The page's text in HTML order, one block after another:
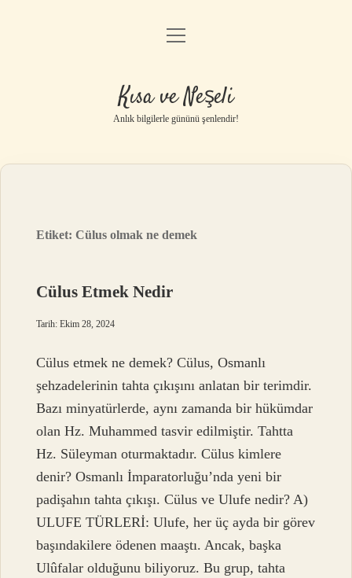
Anasayfa
Yasal Uyarı
menüyü
Kısa ve Neşeli
Anlık bilgilerle gününü şenlendir!
Etiket:Cülus olmak ne demek
Cülus Etmek Nedir
Tarih: Ekim 28, 2024
Cülus etmek ne demek? Cülus, Osmanlı
şehzadelerinin tahta çıkışını anlatan bir terimdir.
Bazı minyatürlerde, aynı zamanda bir hükümdar
olan Hz. Muhammed tasvir edilmiştir. Tahtta
Hz. Süleyman oturmaktadır. Cülus kimlere
denir? Osmanlı İmparatorluğu’nda yeni bir
padişahın tahta çıkışı. Cülus ve Ulufe nedir? A)
ULUFE TÜRLERİ: Ulufe, her üç ayda bir görev
başındakilere ödenen maaştı. Ancak, başka
Ulûfalar olduğunu biliyoruz. Bu grup, tahta